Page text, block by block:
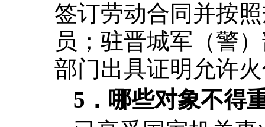
签订劳动合同并按
员；驻晋城军（警
部门出具证明允许
5．哪些对象不得